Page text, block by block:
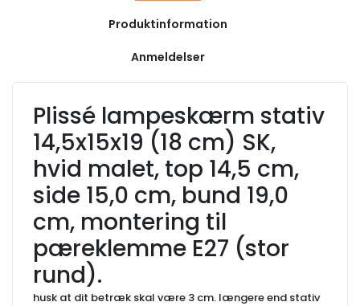
Produktinformation
Anmeldelser
Plissé lampeskærm stativ
14,5x15x19 (18 cm) SK,
hvid malet, top 14,5 cm,
side 15,0 cm, bund 19,0
cm, montering til
pæreklemme E27 (stor
rund).
husk at dit betræk skal være 3 cm. længere end stativ